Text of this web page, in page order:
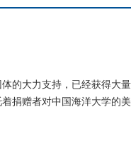
的大力支持，已经获得大
赠者对中国海洋大学的